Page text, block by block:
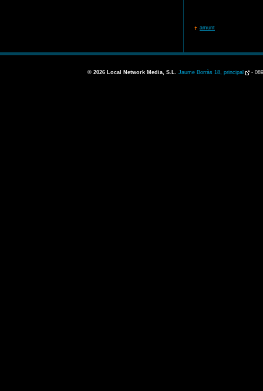
amunt
© 2026 Local Network Media, S.L. Jaume Borràs 18, principal -